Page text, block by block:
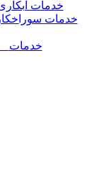
خدمات
خدمات
خدمات